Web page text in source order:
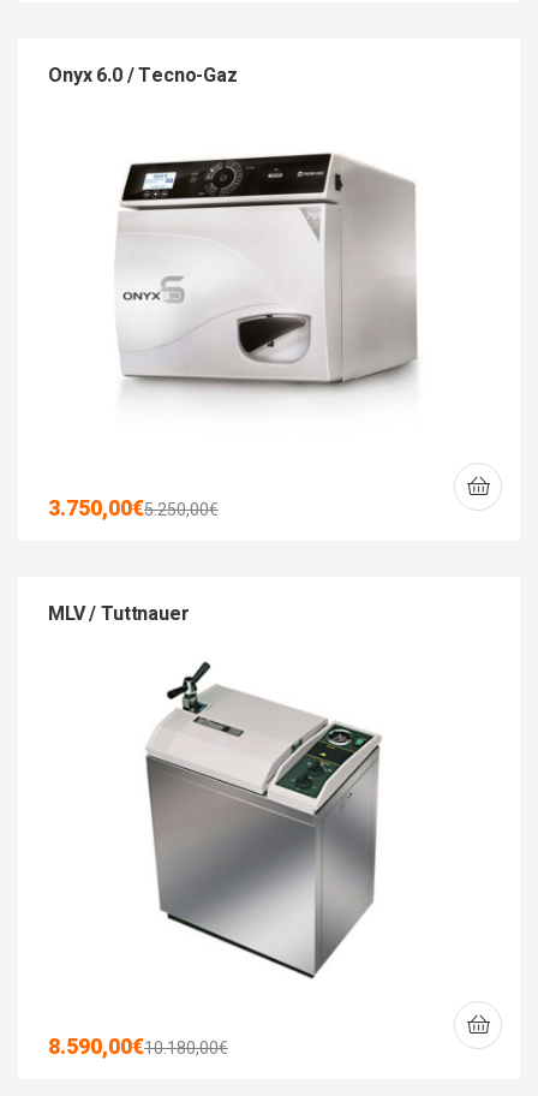
Onyx 6.0 / Tecno-Gaz
5.250,00€
3.750,00€
MLV / Tuttnauer
10.180,00€
8.590,00€